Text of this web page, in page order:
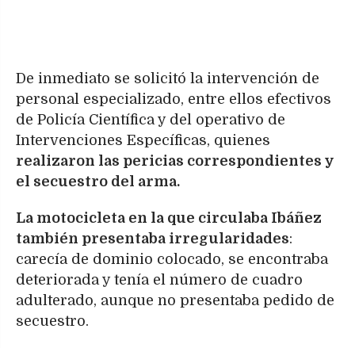
De inmediato se solicitó la intervención de
personal especializado, entre ellos efectivos
de Policía Científica y del operativo de
Intervenciones Específicas, quienes
realizaron las pericias correspondientes y
el secuestro del arma.
La motocicleta en la que circulaba Ibáñez
también presentaba irregularidades:
carecía de dominio colocado, se encontraba
deteriorada y tenía el número de cuadro
adulterado, aunque no presentaba pedido de
secuestro.